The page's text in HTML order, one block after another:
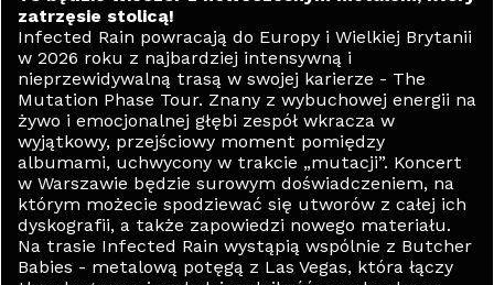
zatrzęsie stolicą!
Infected Rain powracają do Europy i Wielkiej Brytanii
w 2026 roku z najbardziej intensywną i
nieprzewidywalną trasą w swojej karierze - The
Mutation Phase Tour. Znany z wybuchowej energii na
żywo i emocjonalnej głębi zespół wkracza w
wyjątkowy, przejściowy moment pomiędzy
albumami, uchwycony w trakcie „mutacji”. Koncert
w Warszawie będzie surowym doświadczeniem, na
którym możecie spodziewać się utworów z całej ich
dyskografii, a także zapowiedzi nowego materiału.
Na trasie Infected Rain wystąpią wspólnie z Butcher
Babies - metalową potęgą z Las Vegas, która łączy